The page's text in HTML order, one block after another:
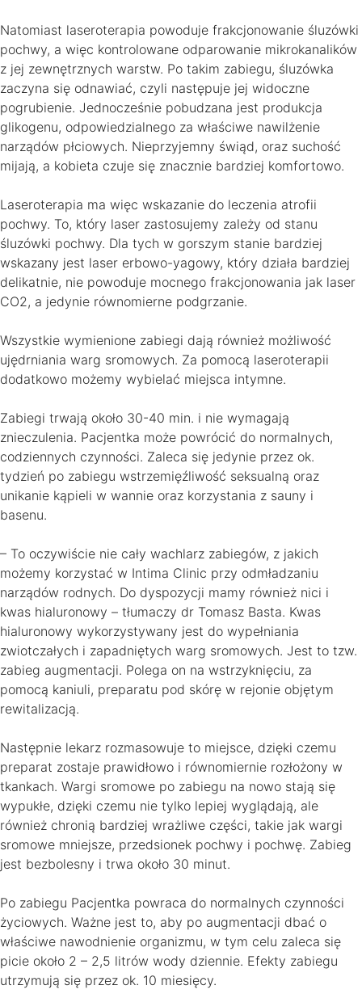
Natomiast laseroterapia powoduje frakcjonowanie śluzówki
pochwy, a więc kontrolowane odparowanie mikrokanalików
z jej zewnętrznych warstw. Po takim zabiegu, śluzówka
zaczyna się odnawiać, czyli następuje jej widoczne
pogrubienie. Jednocześnie pobudzana jest produkcja
glikogenu, odpowiedzialnego za właściwe nawilżenie
narządów płciowych. Nieprzyjemny świąd, oraz suchość
mijają, a kobieta czuje się znacznie bardziej komfortowo.
Laseroterapia ma więc wskazanie do leczenia atrofii
pochwy. To, który laser zastosujemy zależy od stanu
śluzówki pochwy. Dla tych w gorszym stanie bardziej
wskazany jest laser erbowo-yagowy, który działa bardziej
delikatnie, nie powoduje mocnego frakcjonowania jak laser
CO2, a jedynie równomierne podgrzanie.
Wszystkie wymienione zabiegi dają również możliwość
ujędrniania warg sromowych. Za pomocą laseroterapii
dodatkowo możemy wybielać miejsca intymne.
Zabiegi trwają około 30-40 min. i nie wymagają
znieczulenia. Pacjentka może powrócić do normalnych,
codziennych czynności. Zaleca się jedynie przez ok.
tydzień po zabiegu wstrzemięźliwość seksualną oraz
unikanie kąpieli w wannie oraz korzystania z sauny i
basenu.
– To oczywiście nie cały wachlarz zabiegów, z jakich
możemy korzystać w Intima Clinic przy odmładzaniu
narządów rodnych. Do dyspozycji mamy również nici i
kwas hialuronowy – tłumaczy dr Tomasz Basta. Kwas
hialuronowy wykorzystywany jest do wypełniania
zwiotczałych i zapadniętych warg sromowych. Jest to tzw.
zabieg augmentacji. Polega on na wstrzyknięciu, za
pomocą kaniuli, preparatu pod skórę w rejonie objętym
rewitalizacją.
Następnie lekarz rozmasowuje to miejsce, dzięki czemu
preparat zostaje prawidłowo i równomiernie rozłożony w
tkankach. Wargi sromowe po zabiegu na nowo stają się
wypukłe, dzięki czemu nie tylko lepiej wyglądają, ale
również chronią bardziej wrażliwe części, takie jak wargi
sromowe mniejsze, przedsionek pochwy i pochwę. Zabieg
jest bezbolesny i trwa około 30 minut.
Po zabiegu Pacjentka powraca do normalnych czynności
życiowych. Ważne jest to, aby po augmentacji dbać o
właściwe nawodnienie organizmu, w tym celu zaleca się
picie około 2 – 2,5 litrów wody dziennie. Efekty zabiegu
utrzymują się przez ok. 10 miesięcy.